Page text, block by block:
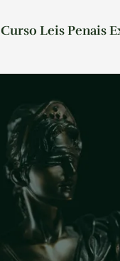
Curso Leis Penais